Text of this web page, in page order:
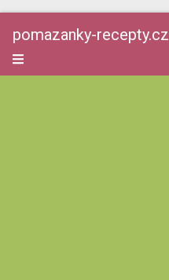
pomazanky-recepty.cz